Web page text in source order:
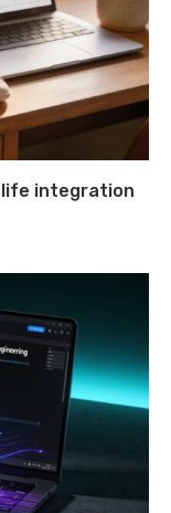
life integration